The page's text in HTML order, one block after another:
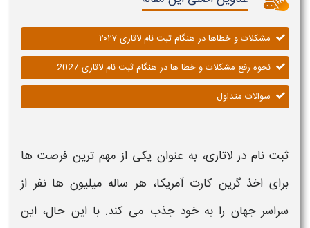
مشکلات و خطاها در هنگام ثبت نام لاتاری ۲۰۲۷
نحوه رفع مشکلات و خطا ها در هنگام ثبت نام لاتاری 2027
سوالات متداول
ثبت نام در لاتاری، به عنوان یکی از مهم‌ ترین فرصت‌ ها
برای اخذ گرین کارت آمریکا، هر ساله میلیون‌ ها نفر از
سراسر جهان را به خود جذب می‌ کند. با این حال، این